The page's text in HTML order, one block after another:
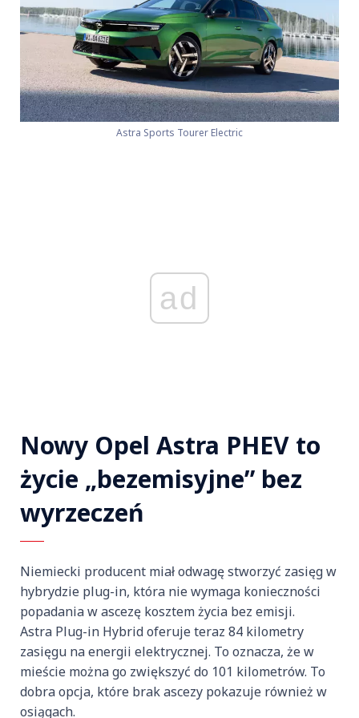
Astra Sports Tourer Electric
ad
Nowy Opel Astra PHEV to
życie „bezemisyjne” bez
wyrzeczeń
Niemiecki producent miał odwagę stworzyć zasięg w
hybrydzie plug-in, która nie wymaga konieczności
popadania w ascezę kosztem życia bez emisji.
Astra Plug-in Hybrid oferuje teraz 84 kilometry
zasięgu na energii elektrycznej. To oznacza, że w
mieście można go zwiększyć do 101 kilometrów. To
dobra opcja, które brak ascezy pokazuje również w
osiągach.